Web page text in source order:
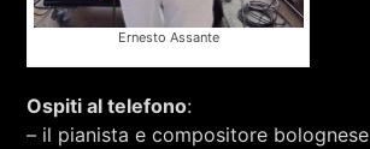
+393401974468
Ernesto Assante
Ospiti al telefono:
– il pianista e compositore bolognese